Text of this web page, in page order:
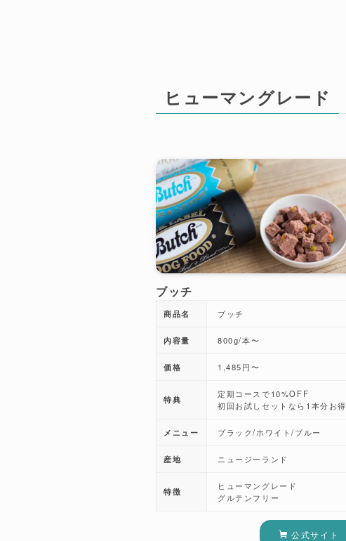
ヒューマングレード
ブッチ
商品名 ブッチ
内容量 800g/本〜
価格 1,485円〜
特典
定期コースで10%OFF
初回お試しセットなら1本分お得
メニュー ブラック/ホワイト/ブルー
産地 ニュージーランド
特徴
ヒューマングレード
グルテンフリー
公式サイト